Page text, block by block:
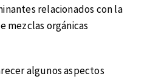
relacionados con la
mezclas orgánicas
algunos aspectos